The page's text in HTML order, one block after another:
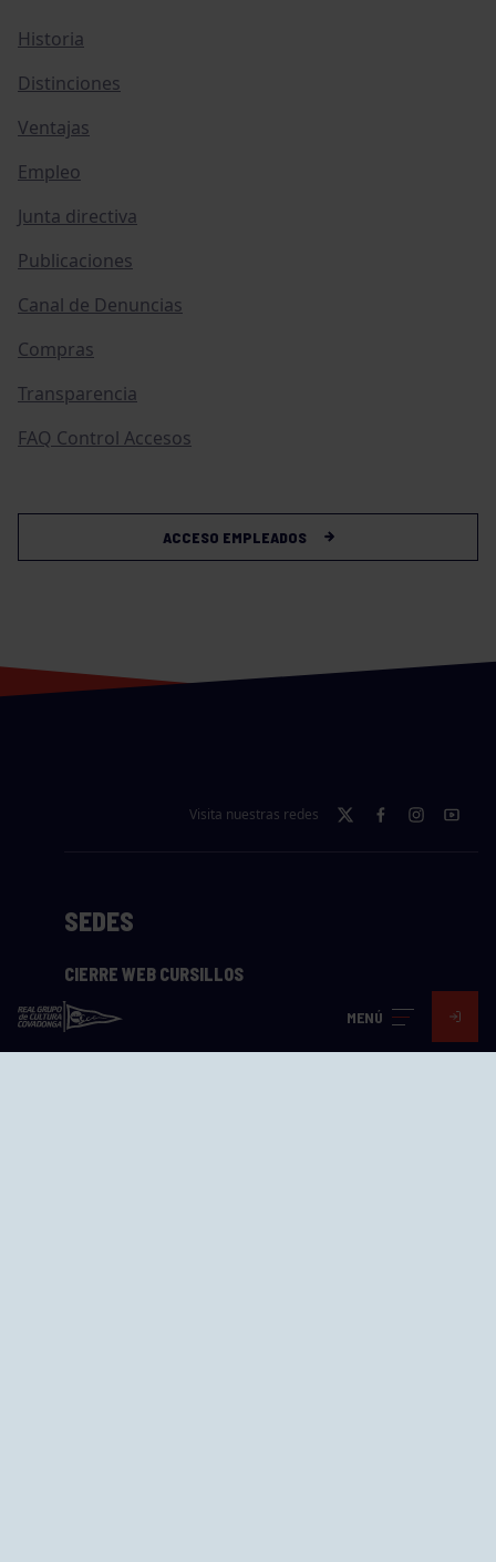
MENÚ
Historia
Distinciones
Ventajas
Empleo
Junta directiva
Publicaciones
Canal de Denuncias
Compras
Transparencia
FAQ Control Accesos
ACCESO EMPLEADOS
Visita nuestras redes
SEDES
CIERRE WEB CURSILLOS
Cómo llegar